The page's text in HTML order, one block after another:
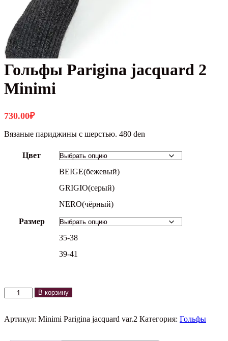
Гольфы Parigina jacquard 2
Minimi
730.00₽
Вязаные париджины с шерстью. 480 den
Цвет
BEIGE(бежевый)
GRIGIO(серый)
NERO(чёрный)
Размер
35-38
39-41
Количество
товара
Parigina
В корзину
Артикул: Minimi Parigina jacquard var.2 Категория: Гольфы